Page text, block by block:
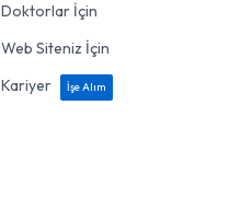
Doktorlar İçin
Web Siteniz İçin
Kariyer
İşe Alım